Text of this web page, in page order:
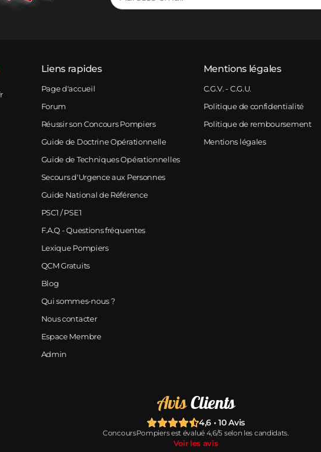
Liens rapides
Page d'accueil
Forum
Réussir son Concours Pompiers
Guide de Doctrine Opérationnelle
Guide de Techniques Opérationnelles
Secours d'Urgence aux Personnes
Guide National de Référence
PSC1 / PSE1
F.A.Q - Questions fréquentes
Lexique Pompiers
QCM Gratuits
Blog
Qui sommes-nous ?
Nous contacter
Espace Membre
Admin
Mentions légales
C.G.V. - C.G.U.
Politique de confidentialité
Politique de remboursement
Mentions légales
Avis Clients
4,6 • 10 Avis
ConcoursPompiers est évalué 4,6/5 selon les candidats.
Voir les avis